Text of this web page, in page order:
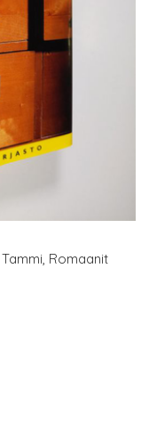
Tammi, Romaanit